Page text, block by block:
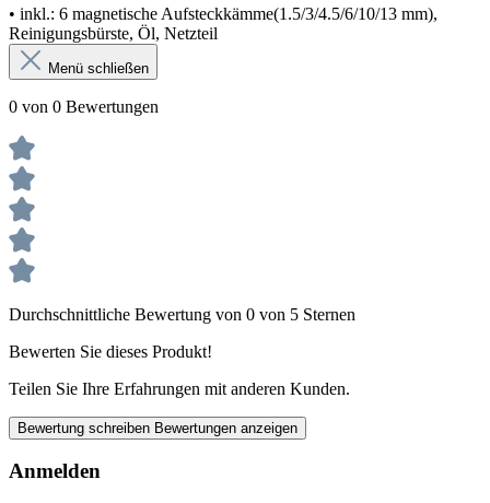
• inkl.: 6 magnetische Aufsteckkämme(1.5/3/4.5/6/10/13 mm),
Reinigungsbürste, Öl, Netzteil
Menü schließen
0 von 0 Bewertungen
Durchschnittliche Bewertung von 0 von 5 Sternen
Bewerten Sie dieses Produkt!
Teilen Sie Ihre Erfahrungen mit anderen Kunden.
Bewertung schreiben Bewertungen anzeigen
Anmelden